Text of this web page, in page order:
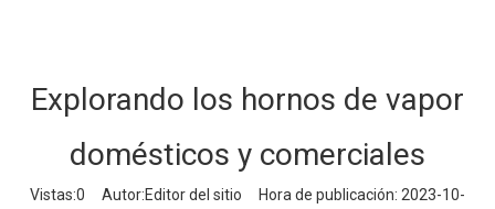
Explorando los hornos de vapor
domésticos y comerciales
Vistas:0 Autor:Editor del sitio Hora de publicación: 2023-10-